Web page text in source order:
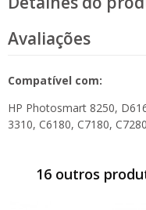
Avaliações
Compatível com:
HP Photosmart 8250,
3310, C6180, C7180,
16 outros